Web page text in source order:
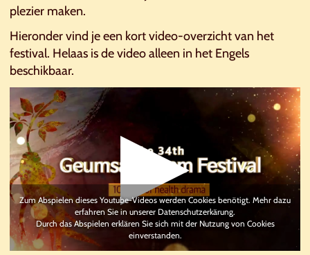
plezier maken.
Hieronder vind je een kort video-overzicht van het
festival. Helaas is de video alleen in het Engels
beschikbaar.
Zum Abspielen dieses Youtube-Videos werden Cookies benötigt. Mehr dazu
erfahren Sie in unserer Datenschutzerkärung.
Durch das Abspielen erklären Sie sich mit der Nutzung von Cookies
einverstanden.